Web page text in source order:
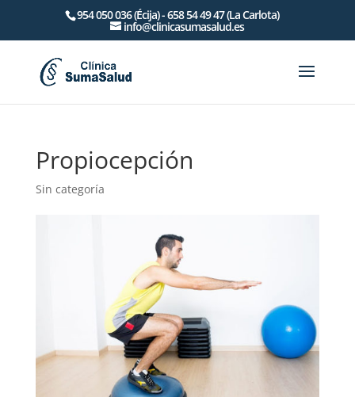
954 050 036 (Écija) - 658 54 49 47 (La Carlota)
info@clinicasumasalud.es
Propiocepción
Sin categoría